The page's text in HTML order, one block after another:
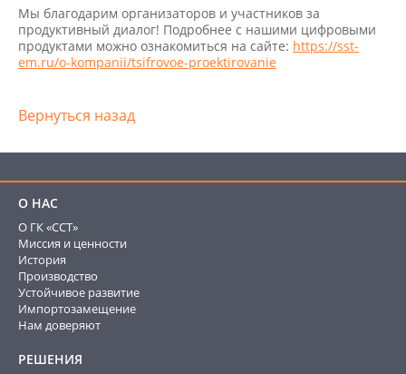
Мы благодарим организаторов и участников за
продуктивный диалог! Подробнее с нашими цифровыми
продуктами можно ознакомиться на сайте: https://sst-
em.ru/o-kompanii/tsifrovoe-proektirovanie
Вернуться назад
О НАС
О ГК «ССТ»
Миссия и ценности
История
Производство
Устойчивое развитие
Импортозамещение
Нам доверяют
РЕШЕНИЯ